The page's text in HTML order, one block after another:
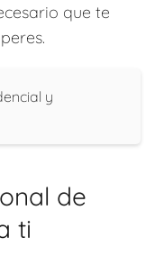
que te
y
de
ti